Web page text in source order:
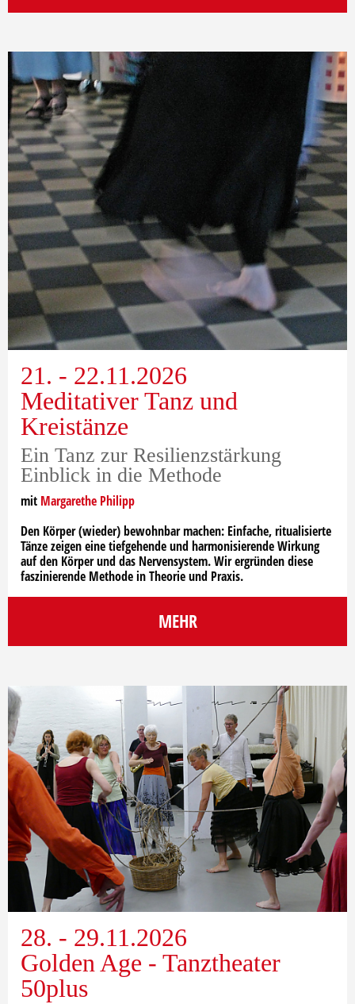
21. - 22.11.2026
Meditativer Tanz und
Kreistänze
Ein Tanz zur Resilienzstärkung
Einblick in die Methode
mit Margarethe Philipp
Den Körper (wieder) bewohnbar machen: Einfache, ritualisierte
Tänze zeigen eine tiefgehende und harmonisierende Wirkung
auf den Körper und das Nervensystem. Wir ergründen diese
faszinierende Methode in Theorie und Praxis.
MEHR
28. - 29.11.2026
Golden Age - Tanztheater
50plus